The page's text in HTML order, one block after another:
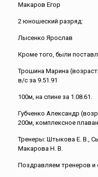
Макаров Егор
2 юношеский разряд:
Лысенко Ярослав
Кроме того, были
Трошина Марина
в/с за 9.51.91
100м, на спине за 1.08.61.
Губченко Александр
200м, комплексное
Тренеры: Штыкова Е. В.,
Макарова Н. В.
Поздравляем тренеров и